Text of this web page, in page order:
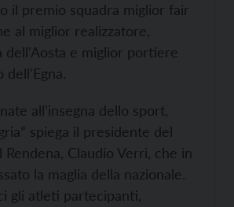
il premio squadra miglior fair
al miglior realizzatore,
dell'Aosta e miglior portiere
dell'Egna.
all'insegna dello sport,
spiega il presidente del
Rendena, Claudio Verri, che in
la maglia della nazionale.
gli atleti partecipanti,